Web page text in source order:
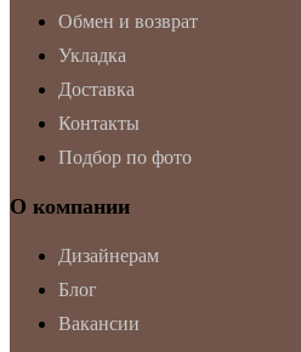
Обмен и возврат
Укладка
Доставка
Контакты
Подбор по фото
О компании
Дизайнерам
Блог
Вакансии